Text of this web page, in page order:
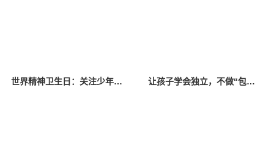
世界精神卫生日：关注少年儿童心理健康 让孩子学会独立，不做“包办”父母